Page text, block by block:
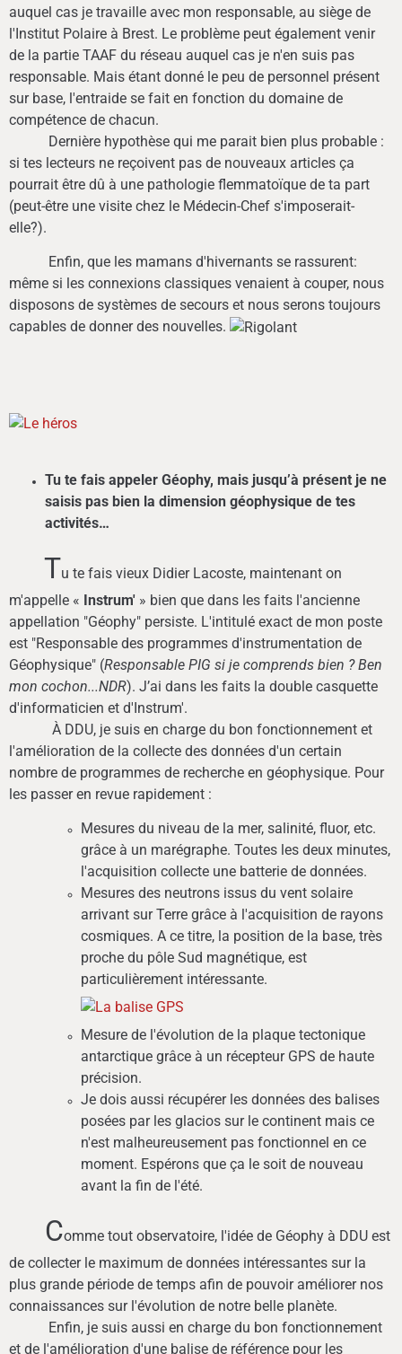
auquel cas je travaille avec mon responsable, au siège de
l'Institut Polaire à Brest. Le problème peut également venir
de la partie TAAF du réseau auquel cas je n'en suis pas
responsable. Mais étant donné le peu de personnel présent
sur base, l'entraide se fait en fonction du domaine de
compétence de chacun.
Dernière hypothèse qui me parait bien plus probable :
si tes lecteurs ne reçoivent pas de nouveaux articles ça
pourrait être dû à une pathologie flemmatoïque de ta part
(peut-être une visite chez le Médecin-Chef s'imposerait-
elle?).
Enfin, que les mamans d'hivernants se rassurent:
même si les connexions classiques venaient à couper, nous
disposons de systèmes de secours et nous serons toujours
capables de donner des nouvelles.
Tu te fais appeler Géophy, mais jusqu’à présent je ne
saisis pas bien la dimension géophysique de tes
activités…
Tu te fais vieux Didier Lacoste, maintenant on
m'appelle « Instrum' » bien que dans les faits l'ancienne
appellation "Géophy" persiste. L'intitulé exact de mon poste
est "Responsable des programmes d'instrumentation de
Géophysique" (Responsable PIG si je comprends bien ? Ben
mon cochon...NDR). J’ai dans les faits la double casquette
d'informaticien et d'Instrum'.
À DDU, je suis en charge du bon fonctionnement et
l'amélioration de la collecte des données d'un certain
nombre de programmes de recherche en géophysique. Pour
les passer en revue rapidement :
Mesures du niveau de la mer, salinité, fluor, etc.
grâce à un marégraphe. Toutes les deux minutes,
l'acquisition collecte une batterie de données.
Mesures des neutrons issus du vent solaire
arrivant sur Terre grâce à l'acquisition de rayons
cosmiques. A ce titre, la position de la base, très
proche du pôle Sud magnétique, est
particulièrement intéressante.
Mesure de l'évolution de la plaque tectonique
antarctique grâce à un récepteur GPS de haute
précision.
Je dois aussi récupérer les données des balises
posées par les glacios sur le continent mais ce
n'est malheureusement pas fonctionnel en ce
moment. Espérons que ça le soit de nouveau
avant la fin de l'été.
Comme tout observatoire, l'idée de Géophy à DDU est
de collecter le maximum de données intéressantes sur la
plus grande période de temps afin de pouvoir améliorer nos
connaissances sur l'évolution de notre belle planète.
Enfin, je suis aussi en charge du bon fonctionnement
et de l'amélioration d'une balise de référence pour les